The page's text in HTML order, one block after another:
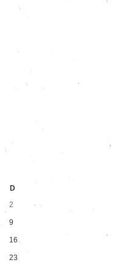
D
2
9
16
23